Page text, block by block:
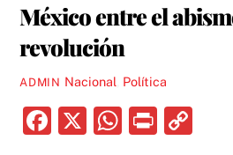
México entre el
revolución
ADMIN Nacional Política
F
X
W P